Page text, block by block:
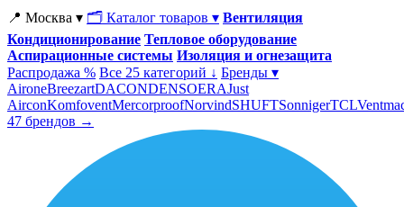
📍 Москва ▾ 🗂 Каталог товаров ▾ Вентиляция
Кондиционирование Тепловое оборудование
Аспирационные системы Изоляция и огнезащита
Распродажа % Все 25 категорий ↓ Бренды ▾
AironeBreezartDACONDENSOERAJust
AirconKomfoventMercorproofNorvindSHUFTSonnigerTCL
47 брендов →